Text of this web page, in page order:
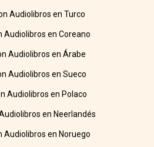
Audiolibros en Turco
Audiolibros en Coreano
Audiolibros en Árabe
Audiolibros en Sueco
Audiolibros en Polaco
en Neerlandés
Audiolibros en Noruego